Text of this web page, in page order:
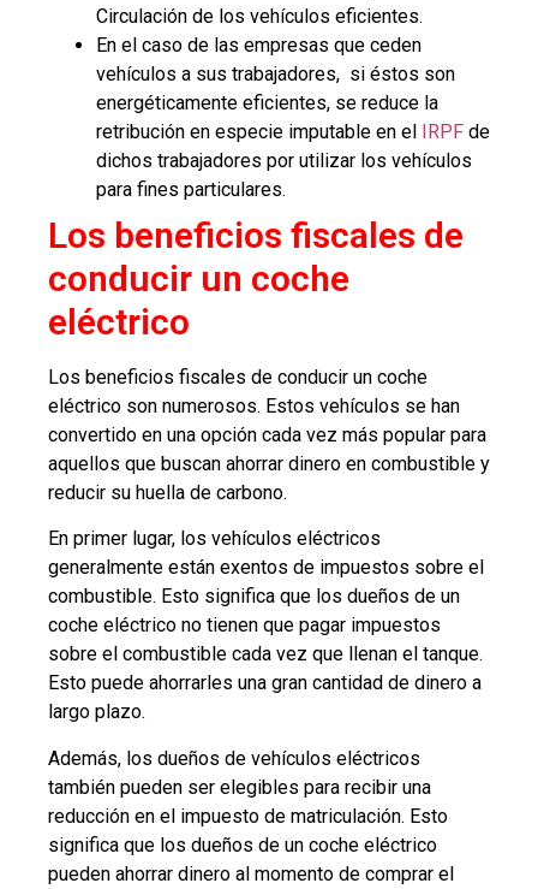
Circulación de los vehículos eficientes.
En el caso de las empresas que ceden
vehículos a sus trabajadores, si éstos son
energéticamente eficientes, se reduce la
retribución en especie imputable en el IRPF de
dichos trabajadores por utilizar los vehículos
para fines particulares.
Los beneficios fiscales de
conducir un coche
eléctrico
Los beneficios fiscales de conducir un coche
eléctrico son numerosos. Estos vehículos se han
convertido en una opción cada vez más popular para
aquellos que buscan ahorrar dinero en combustible y
reducir su huella de carbono.
En primer lugar, los vehículos eléctricos
generalmente están exentos de impuestos sobre el
combustible. Esto significa que los dueños de un
coche eléctrico no tienen que pagar impuestos
sobre el combustible cada vez que llenan el tanque.
Esto puede ahorrarles una gran cantidad de dinero a
largo plazo.
Además, los dueños de vehículos eléctricos
también pueden ser elegibles para recibir una
reducción en el impuesto de matriculación. Esto
significa que los dueños de un coche eléctrico
pueden ahorrar dinero al momento de comprar el